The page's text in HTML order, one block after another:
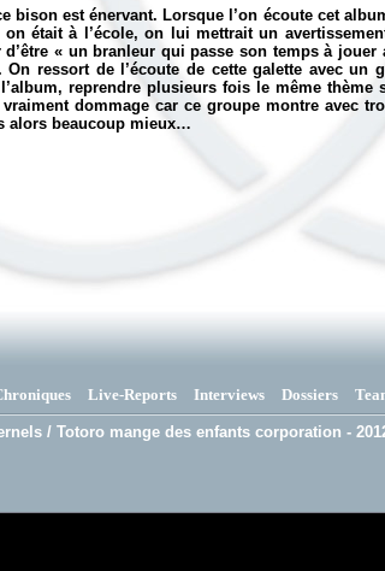
bison est énervant. Lorsque l’on écoute cet
on était à l’école, on lui mettrait un
d’être « un branleur qui passe son temps à
ressort de l’écoute de cette galette avec un
reprendre plusieurs fois le même
vraiment dommage car ce groupe montre avec
alors beaucoup mieux…
Live-Reports Interviews Dossiers
/ Totoro mange des enfants corporation -